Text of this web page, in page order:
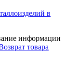
информации
товара